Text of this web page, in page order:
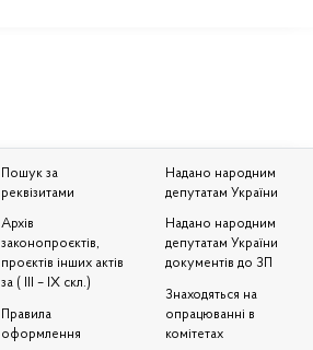
Пошук за
реквізитами
Архів
законопроєктів,
проєктів інших актів
за ( III – IX скл.)
Правила
оформлення
Надано народним
депутатам України
Надано народним
депутатам України
документів до ЗП
Знаходяться на
опрацюванні в
комітетах